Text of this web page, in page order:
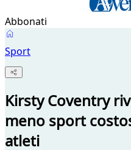
Abbonati
Sport
Kirsty Coventry
meno sport
atleti